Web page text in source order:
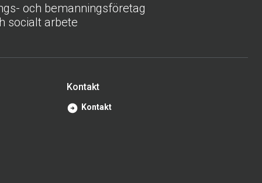
och bemanningsföretag
socialt arbete
Kontakt
Kontakt